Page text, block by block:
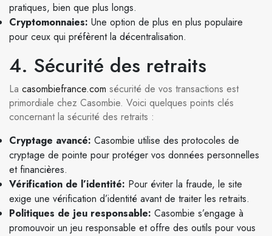
pratiques, bien que plus longs.
Cryptomonnaies: Une option de plus en plus populaire
pour ceux qui préfèrent la décentralisation.
4. Sécurité des retraits
La casombiefrance.com sécurité de vos transactions est
primordiale chez Casombie. Voici quelques points clés
concernant la sécurité des retraits :
Cryptage avancé: Casombie utilise des protocoles de
cryptage de pointe pour protéger vos données personnelles
et financières.
Vérification de l’identité: Pour éviter la fraude, le site
exige une vérification d’identité avant de traiter les retraits.
Politiques de jeu responsable: Casombie s’engage à
promouvoir un jeu responsable et offre des outils pour vous